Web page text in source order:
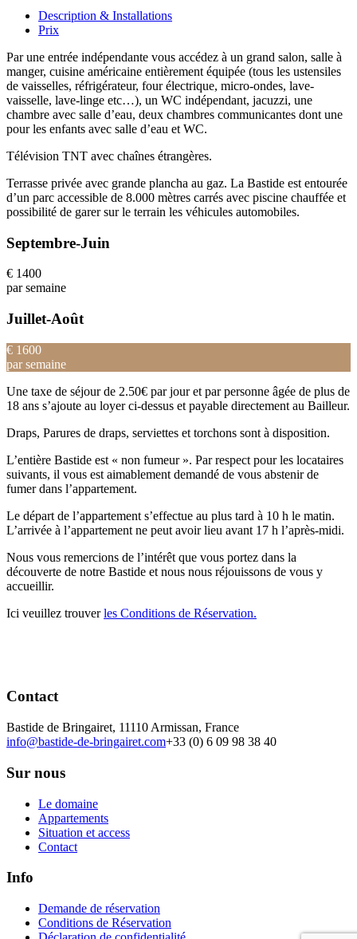
Description & Installations
Prix
Par une entrée indépendante vous accédez à un grand salon, salle à
manger, cuisine américaine entièrement équipée (tous les ustensiles
de vaisselles, réfrigérateur, four électrique, micro-ondes, lave-
vaisselle, lave-linge etc…), un WC indépendant, jacuzzi, une
chambre avec salle d’eau, deux chambres communicantes dont une
pour les enfants avec salle d’eau et WC.
Télévision TNT avec chaînes étrangères.
Terrasse privée avec grande plancha au gaz. La Bastide est entourée
d’un parc accessible de 8.000 mètres carrés avec piscine chauffée et
possibilité de garer sur le terrain les véhicules automobiles.
Septembre-Juin
€ 1400
par semaine
Juillet-Août
€ 1600
par semaine
Une taxe de séjour de 2.50€ par jour et par personne âgée de plus de
18 ans s’ajoute au loyer ci-dessus et payable directement au Bailleur.
Draps, Parures de draps, serviettes et torchons sont à disposition.
L’entière Bastide est « non fumeur ». Par respect pour les locataires
suivants, il vous est aimablement demandé de vous abstenir de
fumer dans l’appartement.
Le départ de l’appartement s’effectue au plus tard à 10 h le matin.
L’arrivée à l’appartement ne peut avoir lieu avant 17 h l’après-midi.
Nous vous remercions de l’intérêt que vous portez dans la
découverte de notre Bastide et nous nous réjouissons de vous y
accueillir.
Ici veuillez trouverles Conditions de Réservation.
Contact
Bastide de Bringairet, 11110 Armissan, France
info@bastide-de-bringairet.com+33 (0) 6 09 98 38 40
Sur nous
Le domaine
Appartements
Situation et access
Contact
Info
Demande de réservation
Conditions de Réservation